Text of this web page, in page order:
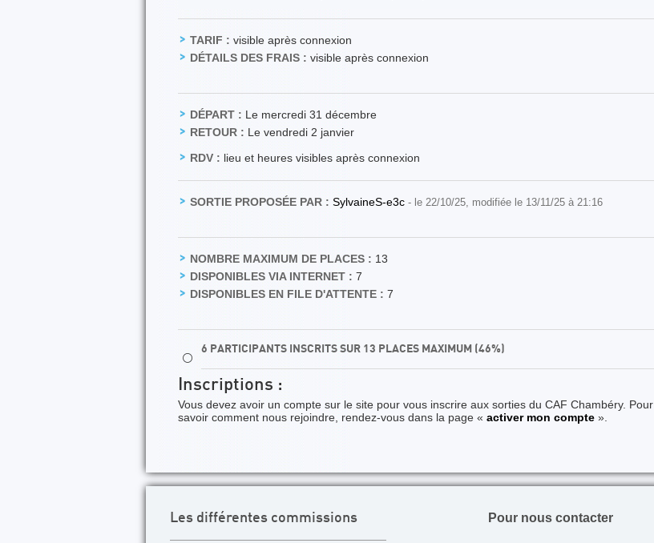
TARIF : visible après connexion
DÉTAILS DES FRAIS : visible après connexion
DÉPART : Le mercredi 31 décembre
RETOUR : Le vendredi 2 janvier
RDV : lieu et heures visibles après connexion
SORTIE PROPOSÉE PAR : SylvaineS-e3c - le 22/10/25, modifiée le 13/11/25 à 21:16
NOMBRE MAXIMUM DE PLACES : 13
DISPONIBLES VIA INTERNET : 7
DISPONIBLES EN FILE D'ATTENTE : 7
⚪
6 PARTICIPANTS INSCRITS SUR 13 PLACES MAXIMUM (46%)
Inscriptions :
Vous devez avoir un compte sur le site pour vous inscrire aux sorties du CAF Chambéry. Pour
savoir comment nous rejoindre, rendez-vous dans la page « activer mon compte ».
Les différentes commissions Pour nous contacter